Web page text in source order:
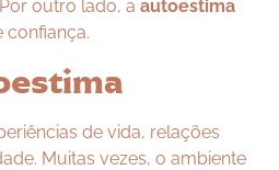
outro lado, a autoestima
confiança.
de vida, relações
Muitas vezes, o ambiente